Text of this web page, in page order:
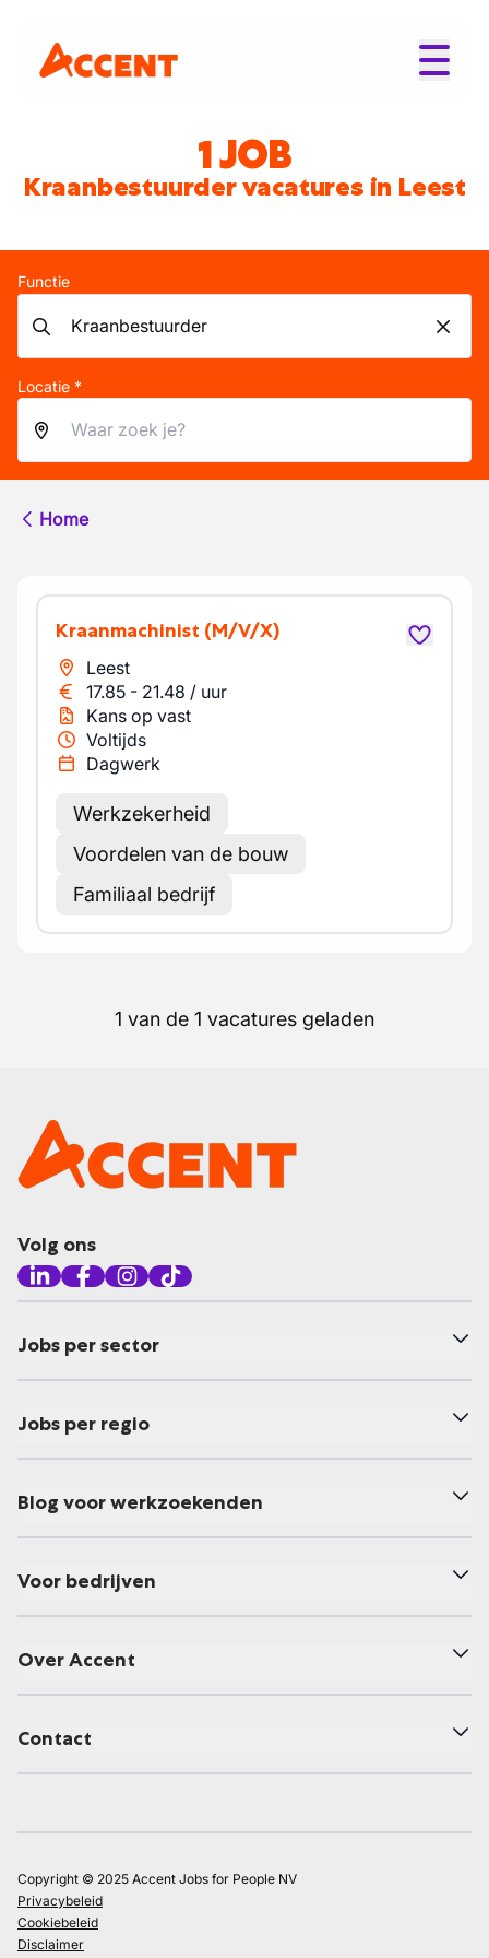
1 JOB
Kraanbestuurder vacatures in Leest
Functie
Locatie *
Home
Kraanmachinist (M/V/X)
Leest
17.85 - 21.48 / uur
Kans op vast
Voltijds
Dagwerk
Werkzekerheid
Voordelen van de bouw
Familiaal bedrijf
1 van de 1 vacatures geladen
Volg ons
Jobs per sector
Jobs per regio
Blog voor werkzoekenden
Voor bedrijven
Over Accent
Contact
Copyright © 2025 Accent Jobs for People NV
Privacybeleid
Cookiebeleid
Disclaimer